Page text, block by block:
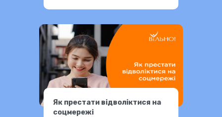
Як престати відволіктися на
соцмережі